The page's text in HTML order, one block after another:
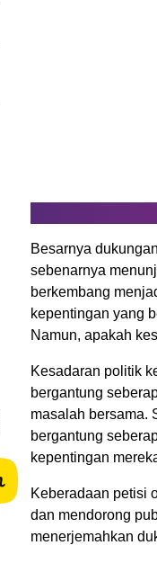
Besarnya
sebenarnya
berkembang
kepentingan yang
Namun, apakah
Kesadaran politik
bergantung
masalah bersama.
bergantung
kepentingan
Keberadaan petisi
dan mendorong
menerjemahkan